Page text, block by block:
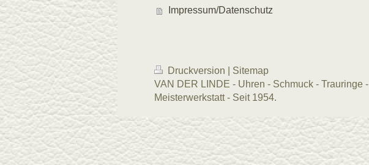
Impressum/Datenschutz
Druckversion
Sitemap
VAN DER LINDE - Uhren - Schmuck - Trauringe -
Meisterwerkstatt - Seit 1954.